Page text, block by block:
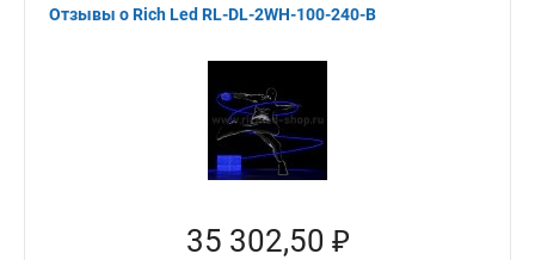
Отзывы о Rich Led RL-DL-2WH-100-240-B
35 302,50 ₽